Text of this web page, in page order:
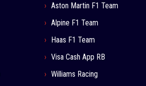
Aston Martin F1 Team
Alpine F1 Team
Haas F1 Team
Visa Cash App RB
Williams Racing